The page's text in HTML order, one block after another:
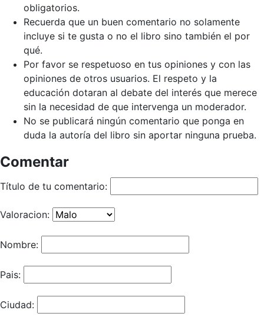
obligatorios.
Recuerda que un buen comentario no solamente
incluye si te gusta o no el libro sino también el por
qué.
Por favor se respetuoso en tus opiniones y con las
opiniones de otros usuarios. El respeto y la
educación dotaran al debate del interés que merece
sin la necesidad de que intervenga un moderador.
No se publicará ningún comentario que ponga en
duda la autoría del libro sin aportar ninguna prueba.
Comentar
Título de tu comentario:
Valoracion:
Nombre:
Pais:
Ciudad: